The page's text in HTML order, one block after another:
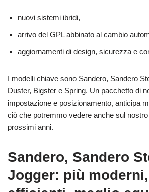
nuovi sistemi ibridi,
arrivo del GPL abbinato al cambio
aggiornamenti di design, sicurezza e
I modelli chiave sono Sandero, Sandero
Duster, Bigster e Spring. Un pacchetto di
impostazione e posizionamento, anticipa
ciò che potremmo vedere anche sul
prossimi anni.
Sandero, Sandero
Jogger: più